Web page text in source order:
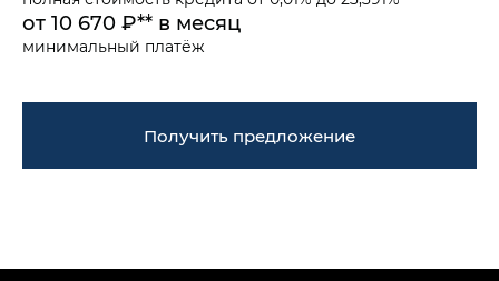
от 10 670 ₽** в месяц
минимальный платёж
Получить предложение